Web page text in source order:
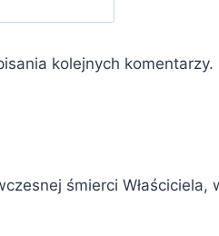
kolejnych komentarzy.
śmierci Właściciela,